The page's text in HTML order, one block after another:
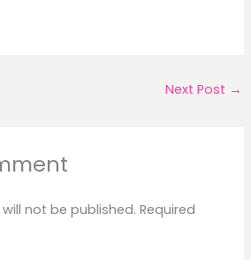
Next Post →
not be published. Required